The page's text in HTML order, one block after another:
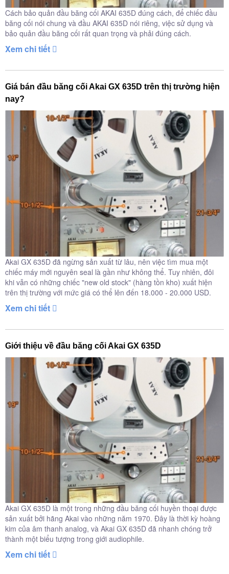
Cách bảo quản đầu băng cối AKAI 635D đúng cách, để chiếc đầu
băng cối nói chung và đầu AKAI 635D nói riêng, việc sử dụng và
bảo quản đầu băng cối rất quan trọng và phải đúng cách.
Xem chi tiết
Giá bán đầu băng cối Akai GX 635D trên thị trường hiện
nay?
Akai GX 635D đã ngừng sản xuất từ lâu, nên việc tìm mua một
chiếc máy mới nguyên seal là gần như không thể. Tuy nhiên, đôi
khi vẫn có những chiếc "new old stock" (hàng tồn kho) xuất hiện
trên thị trường với mức giá có thể lên đến 18.000 - 20.000 USD.
Xem chi tiết
Giới thiệu về đầu băng cối Akai GX 635D
Akai GX 635D là một trong những đầu băng cối huyền thoại được
sản xuất bởi hãng Akai vào những năm 1970. Đây là thời kỳ hoàng
kim của âm thanh analog, và Akai GX 635D đã nhanh chóng trở
thành một biểu tượng trong giới audiophile.
Xem chi tiết